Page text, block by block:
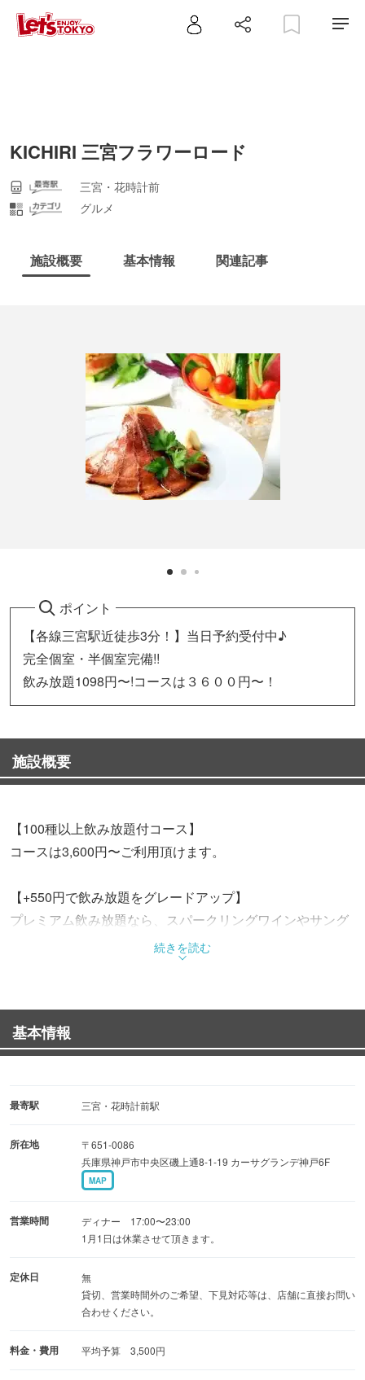
KICHIRI 三宮フラワーロード
三宮・花時計前
グルメ
施設概要 基本情報 関連記事
ポイント
【各線三宮駅近徒歩3分！】当日予約受付中♪
完全個室・半個室完備!!
飲み放題1098円〜!コースは３６００円〜！
施設概要
【100種以上飲み放題付コース】
コースは3,600円〜ご利用頂けます。
【+550円で飲み放題をグレードアップ】
プレミアム飲み放題なら、スパークリングワインやサング
デートやビジネス宴会にもピッタリな大小各種個室ござい
ます。
フロア貸切は最大100人様実績有り◯
結婚式2次会、貸切、営業時間外もまずはお問い合わせく
※インボイス制度対応しております。
※仕入れ価格により、メニュー価格が変更になる場合がご
ざいます。
続きを読む
基本情報
最寄駅 三宮・花時計前駅
所在地
〒651-0086
兵庫県神戸市中央区磯上通8-1-19 カーサグランデ神戸6F
MAP
営業時間
ディナー 17:00〜23:00
1月1日は休業させて頂きます。
定休日
無
貸切、営業時間外のご希望、下見対応等は、店舗に直接お問い
合わせください。
料金・費用 平均予算 3,500円